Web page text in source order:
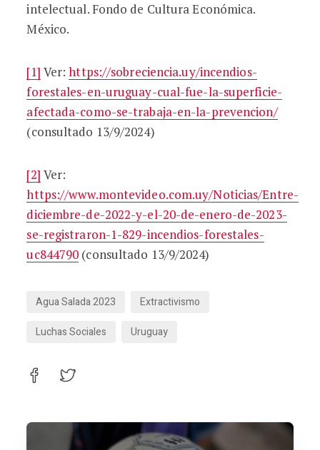
intelectual. Fondo de Cultura Económica.
México.
[1] Ver:https://sobreciencia.uy/incendios-
forestales-en-uruguay-cual-fue-la-superficie-
afectada-como-se-trabaja-en-la-prevencion/
(consultado 13/9/2024)
[2] Ver:
https://www.montevideo.com.uy/Noticias/Entre-
diciembre-de-2022-y-el-20-de-enero-de-2023-
se-registraron-1-829-incendios-forestales-
uc844790 (consultado 13/9/2024)
Agua Salada 2023
Extractivismo
Luchas Sociales
Uruguay